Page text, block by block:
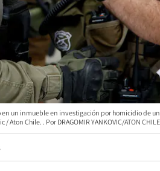
un inmueble en investigación por homicidio de un
/ Aton Chile.
DRAGOMIR YANKOVIC/ATON CHILE